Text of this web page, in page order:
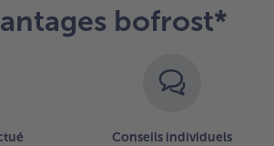
bofrost*
Conseils individuels